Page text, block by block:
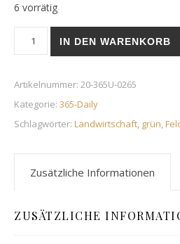
6 vorrätig
Eric the Half-A-Tree | 21.
IN DEN WARENKORB
Artikelnummer: 20-365U-0265
Kategorie: 365-Daily
Schlagwörter: Landwirtschaft, grün,
Zusätzliche Informationen
ZUSÄTZLICHE